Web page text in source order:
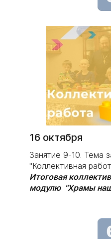
16 октября
Занятие 9-10. Тема
"Коллективная
Итоговая
модулю "Храмы